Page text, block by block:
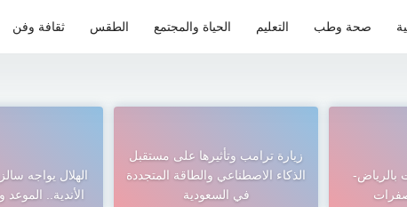
صحة وطب التعليم الحياة والمجتمع الطقس ثقافة وفن
بالرياض-
زيارة ترامب وتأثيرها على مستقبل
الذكاء الاصطناعي والطاقة المتجددة
في السعودية
الهلال يواجه
الأندية.. الموعد